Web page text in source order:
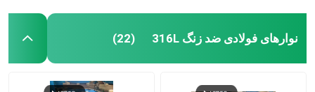
نوارهای فولادی ضد زنگ 316L (22)